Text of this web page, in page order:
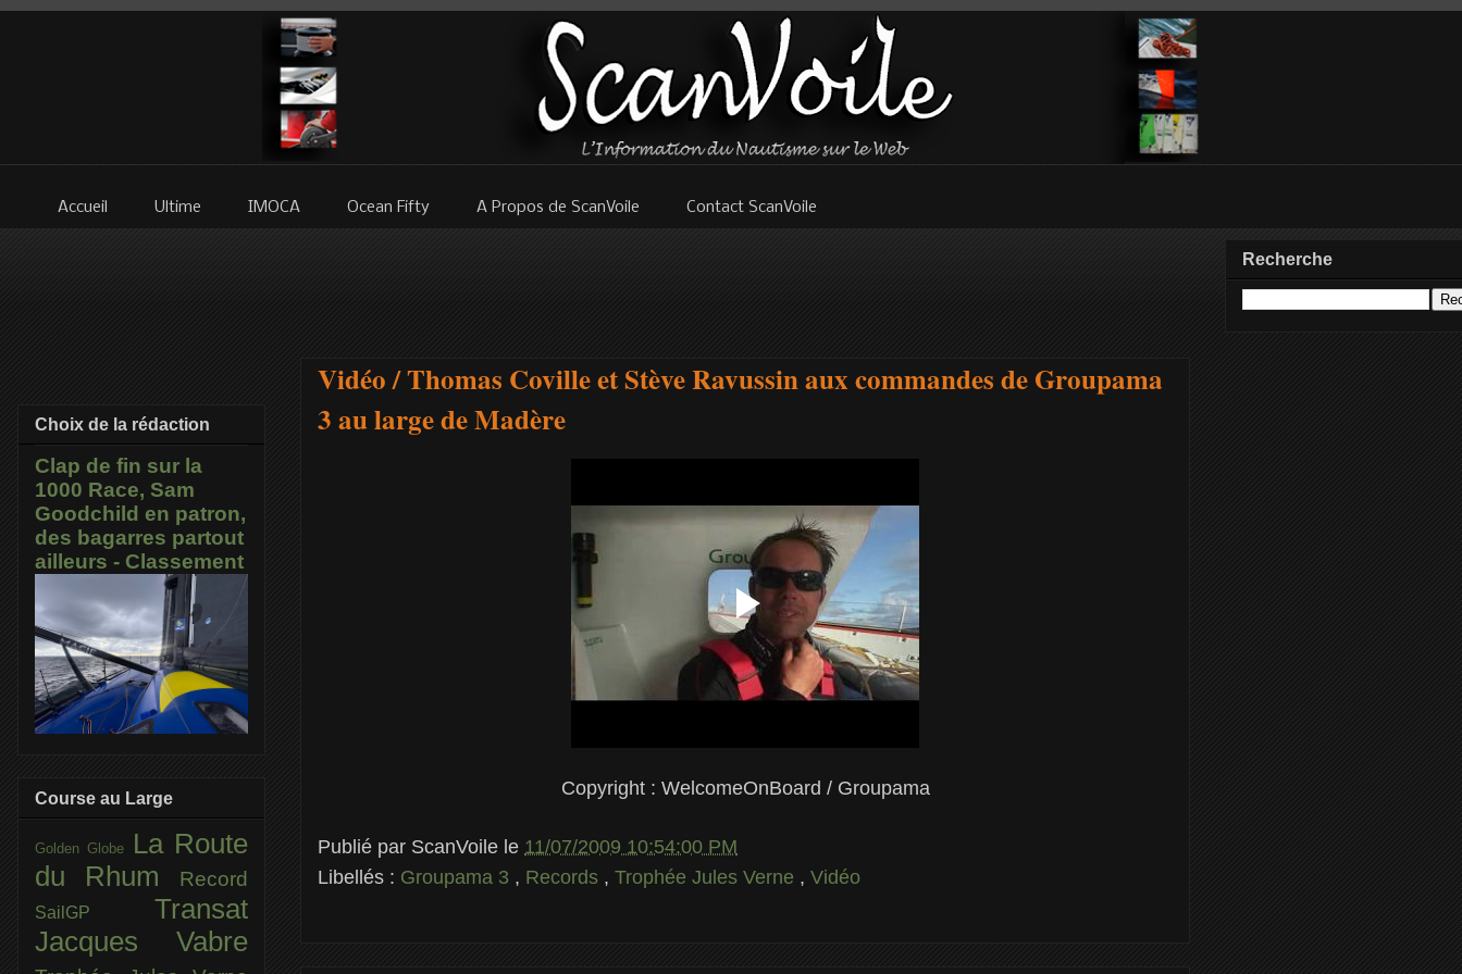
Accueil Ultime IMOCA Ocean Fifty A Propos de ScanVoile Contact ScanVoile
Vidéo / Thomas Coville et Stève Ravussin aux commandes de Groupama
3 au large de Madère
Copyright : WelcomeOnBoard / Groupama
Publié par ScanVoile le 11/07/2009 10:54:00 PM
Libellés : Groupama 3 , Records , Trophée Jules Verne , Vidéo
Choix de la rédaction
Clap de fin sur la
1000 Race, Sam
Goodchild en patron,
des bagarres partout
ailleurs - Classement
Course au Large
Golden Globe
La Route
du Rhum
Record
SailGP Transat
Jacques Vabre
Recherche